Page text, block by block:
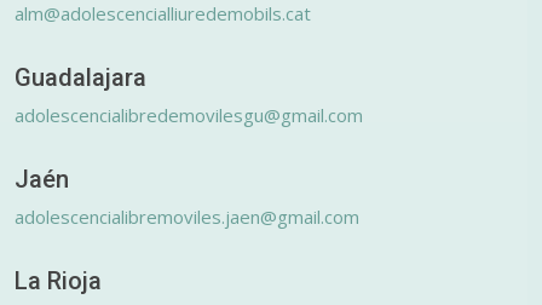
alm@adolescencialliuredemobils.cat
Guadalajara
adolescencialibredemovilesgu@gmail.com
Jaén
adolescencialibremoviles.jaen@gmail.com
La Rioja